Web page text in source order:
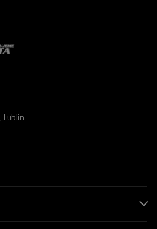
, Lublin